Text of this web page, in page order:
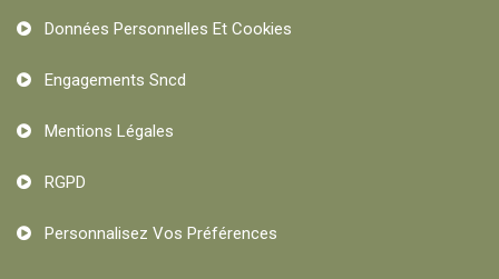
Données Personnelles Et Cookies
Engagements Sncd
Mentions Légales
RGPD
Personnalisez Vos Préférences